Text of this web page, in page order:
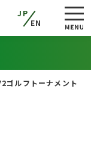
JP
EN
ゴルフトーナメント